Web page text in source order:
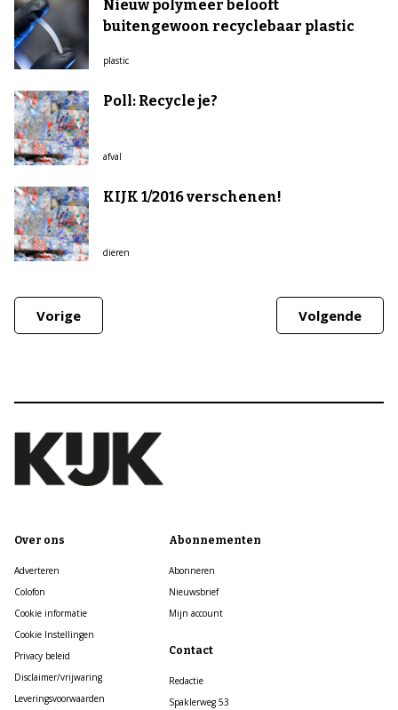
Nieuw polymeer belooft
buitengewoon recyclebaar plastic
plastic
Poll: Recycle je?
afval
KIJK 1/2016 verschenen!
dieren
Vorige Volgende
Over ons
Adverteren
Colofon
Cookie informatie
Cookie Instellingen
Privacy beleid
Disclaimer/vrijwaring
Leveringsvoorwaarden
Abonnementen
Abonneren
Nieuwsbrief
Mijn account
Contact
Redactie
Spaklerweg 53